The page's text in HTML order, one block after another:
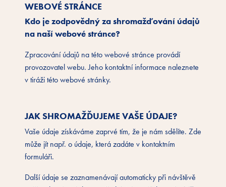
WEBOVÉ STRÁNCE
Kdo je zodpovědný za shromažďování údajů
na naší webové stránce?
Zpracování údajů na této webové stránce provádí
provozovatel webu. Jeho kontaktní informace naleznete
v tiráži této webové stránky.
JAK SHROMAŽĎUJEME VAŠE ÚDAJE?
Vaše údaje získáváme zaprvé tím, že je nám sdělíte. Zde
může jít např. o údaje, která zadáte v kontaktním
formuláři.
Další údaje se zaznamenávají automaticky při návštěvě